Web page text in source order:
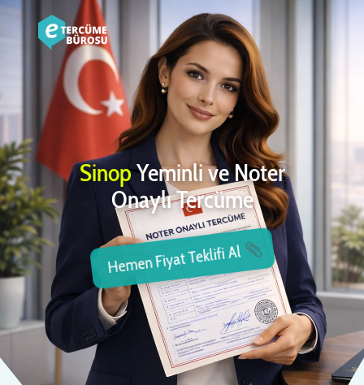
SinopYeminli ve Noter
Onaylı Tercüme
Hemen Fiyat Teklifi Al